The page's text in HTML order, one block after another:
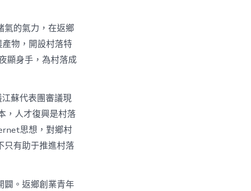
氣的氣力，在返鄉
物，開設村落特
顯身手，為村落成
蘇代表團審議現
，人才復興是村落
思想，對鄉村
只有助于推進村落
闢。返鄉創業青年